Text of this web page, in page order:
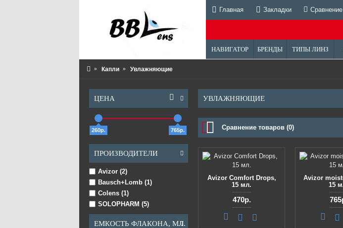
Главная Закладки Сравнение
НАВИГАТОР БРЕНДЫ ТИПЫ ЛИНЗ
Капли Увлажняющие
ЦЕНА
260р. 765р.
ПРОИЗВОДИТЕЛИ
Avizor (2)
Bausch+Lomb (1)
Colens (1)
SOLOPHARM (5)
ЕМКОСТЬ ФЛАКОНА, МЛ.
УВЛАЖНЯЮЩИЕ
Сравнение товаров (0)
Avizor Comfort Drops,
15 мл.
470р.
Avizor
15